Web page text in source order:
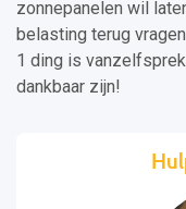
zonnepanelen wil
belasting terug
1 ding is
dankbaar zijn!